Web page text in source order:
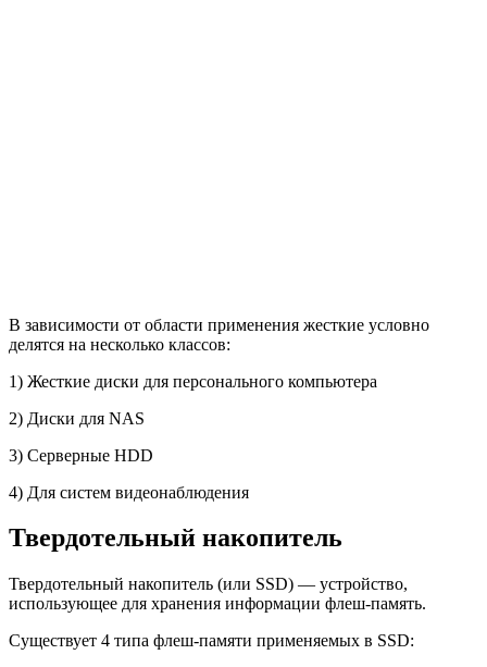
В зависимости от области применения жесткие условно
делятся на несколько классов:
1) Жесткие диски для персонального компьютера
2) Диски для NAS
3) Серверные HDD
4) Для систем видеонаблюдения
Твердотельный накопитель
Твердотельный накопитель (или SSD) — устройство,
использующее для хранения информации флеш-память.
Существует 4 типа флеш-памяти применяемых в SSD: